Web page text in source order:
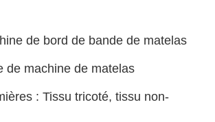
de bord de bande de matelas
de machine de matelas
: Tissu tricoté, tissu non-